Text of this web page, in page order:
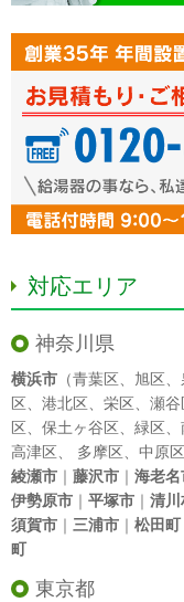
対応エリア
神奈川県
横浜市 （青葉区、 旭区、
区、 港北区、 栄区、 瀬谷
区、 保土ヶ谷区、 緑区、
高津区、 多摩区、 中原区
綾瀬市 ｜ 藤沢市 ｜ 海老名
伊勢原市 ｜ 平塚市 ｜ 清川
須賀市 ｜ 三浦市 ｜ 松田町
町
東京都